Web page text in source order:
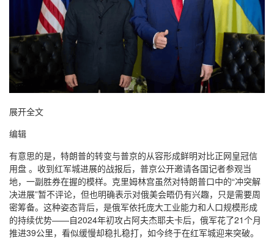
展开全文
编辑
有意思的是，特朗普的转变与普京的从容形成鲜明对比正网皇冠信
用盘 。收到红军城进展的战报后，普京公开邀请各国记者参观当
地，一副胜券在握的模样。克里姆林宫虽然对特朗普口中的“冲突解
决进展”暂不评论，但也明确表示对俄美会晤仍有兴趣，只是需要周
密筹备。这种姿态背后，是俄军依托庞大工业能力和人口规模形成
的持续优势——自2024年初攻占阿夫杰耶夫卡后，俄军花了21个月
推进39公里，看似缓慢却稳扎稳打，如今终于在红军城迎来突破。